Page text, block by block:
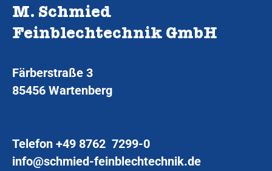
M. Schmied
Feinblechtechnik GmbH
Färberstraße 3
85456 Wartenberg
Telefon +49 8762 7299-0
info@schmied-feinblechtechnik.de